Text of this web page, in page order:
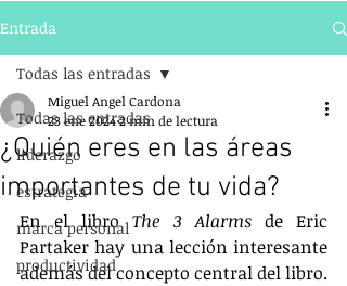
Entrada
Todas las entradas
liderazgo
estrategia
marca personal
productividad
Todas las entradas
¿Quién eres en las áreas
importantes de tu vida?
Miguel Angel Cardona
23 ene 20242 min de lectura
En el libro The 3 Alarms de Eric
Partaker hay una lección interesante
además del concepto central del libro.